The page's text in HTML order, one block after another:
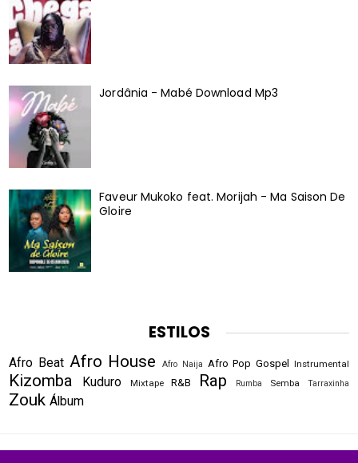
Jordânia - Mabé Download Mp3
Faveur Mukoko feat. Morijah - Ma Saison De
Gloire
ESTILOS
Afro Beat Afro House Afro Naija Afro Pop Gospel Instrumental
Kizomba Kuduro Mixtape R&B Rap Rumba Semba Tarraxinha
Zouk Álbum